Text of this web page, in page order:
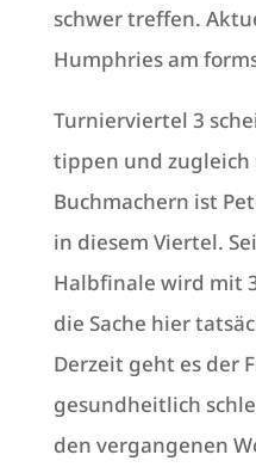
schwer treffen.
Humphries am
Turnierviertel 3
tippen und zugleich
Buchmachern ist
in diesem Viertel.
Halbfinale wird mit
die Sache hier
Derzeit geht es der
gesundheitlich
den vergangenen